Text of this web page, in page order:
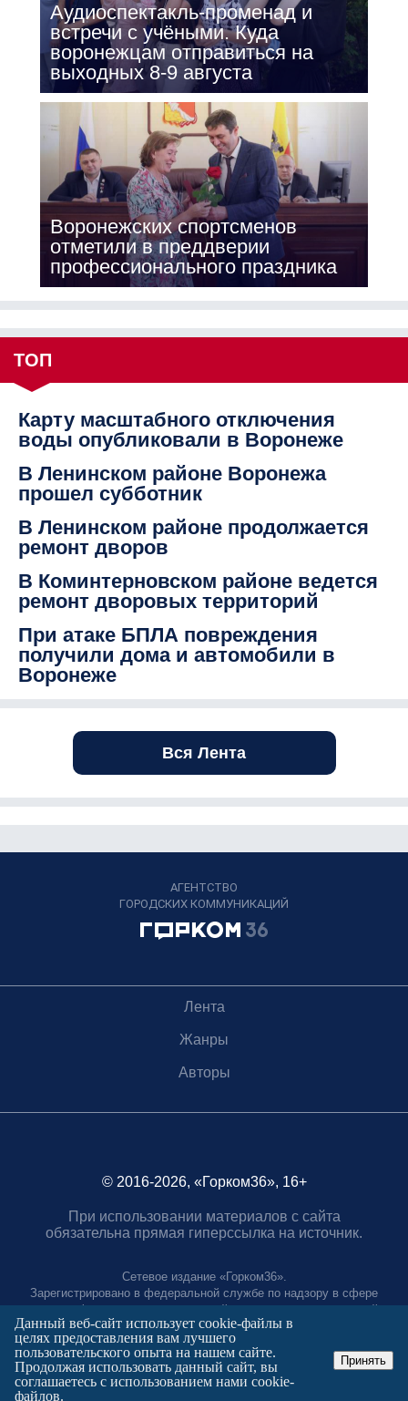
Аудиоспектакль-променад и
встречи с учёными. Куда
воронежцам отправиться на
выходных 8-9 августа
Воронежских спортсменов
отметили в преддверии
профессионального праздника
ТОП
Карту масштабного отключения
воды опубликовали в Воронеже
В Ленинском районе Воронежа
прошел субботник
В Ленинском районе продолжается
ремонт дворов
В Коминтерновском районе ведется
ремонт дворовых территорий
При атаке БПЛА повреждения
получили дома и автомобили в
Воронеже
Вся Лента
АГЕНТСТВО
ГОРОДСКИХ КОММУНИКАЦИЙ
Лента
Жанры
Авторы
© 2016-2026, «Горком36», 16+
При использовании материалов с сайта
обязательна прямая гиперссылка на источник.
Сетевое издание «Горком36».
Зарегистрировано в федеральной службе по надзору в сфере
связи, информационных технологий и массовых коммуникаций.
Регистрационный номер ЭЛ № ФС77-88966 от 21 января 2025 г.
Учредитель: Муниципальное автономное учреждение "Агентство
городских коммуникаций"
Главный редактор:
Данный веб-сайт использует cookie-файлы в
целях предоставления вам лучшего
пользовательского опыта на нашем сайте.
Продолжая использовать данный сайт, вы
соглашаетесь с использованием нами cookie-
файлов.
Принять